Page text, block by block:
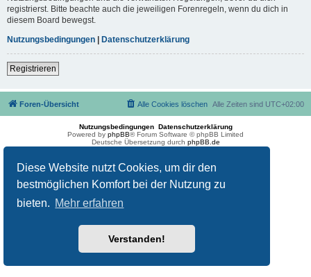
Diese Website nutzt Cookies, um dir den
bestmöglichen Komfort bei der Nutzung zu
bieten. Mehr erfahren
Verstanden!
registrierst. Bitte beachte auch die jeweiligen Forenregeln, wenn du dich in
diesem Board bewegst.
Nutzungsbedingungen | Datenschutzerklärung
Registrieren
Foren-Übersicht Alle Zeiten sind UTC+02:00
Alle Cookies löschen
Nutzungsbedingungen Datenschutzerklärung
Powered by phpBB® Forum Software © phpBB Limited
Deutsche Übersetzung durch phpBB.de